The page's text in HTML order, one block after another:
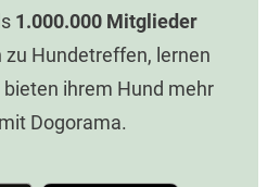
1.000.000Mitglieder
zu Hundetreffen, lernen
ihrem Hund mehr
Dogorama.